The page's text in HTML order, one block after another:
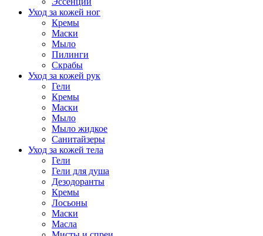
Уход за кожей ног
Кремы
Маски
Мыло
Пилинги
Скрабы
Уход за кожей рук
Гели
Кремы
Маски
Мыло
Мыло жидкое
Санитайзеры
Уход за кожей тела
Гели
Гели для душа
Дезодоранты
Кремы
Лосьоны
Маски
Масла